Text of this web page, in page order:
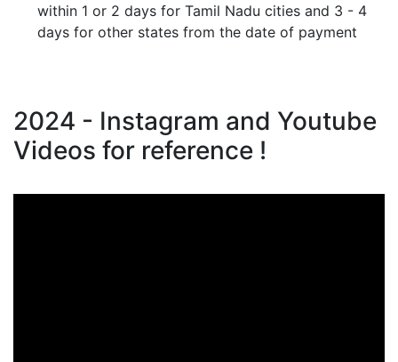
within 1 or 2 days for Tamil Nadu cities and 3 - 4
days for other states from the date of payment
2024 - Instagram and Youtube
Videos for reference !